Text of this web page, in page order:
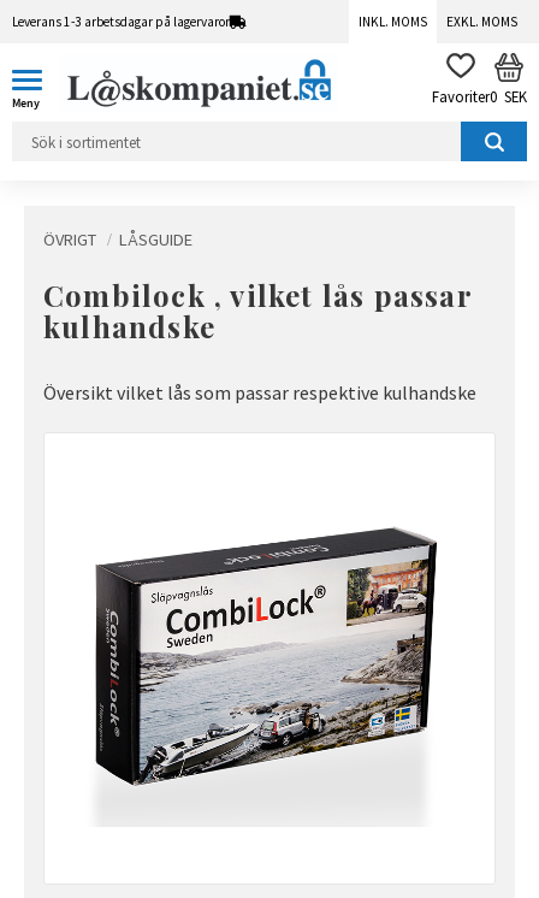
Leverans 1-3 arbetsdagar på lagervaror INKL. MOMS EXKL. MOMS
FAVORITER
0 SEK
ÖVRIGT LÅSGUIDE
Combilock , vilket lås passar
kulhandske
Översikt vilket lås som passar respektive kulhandske